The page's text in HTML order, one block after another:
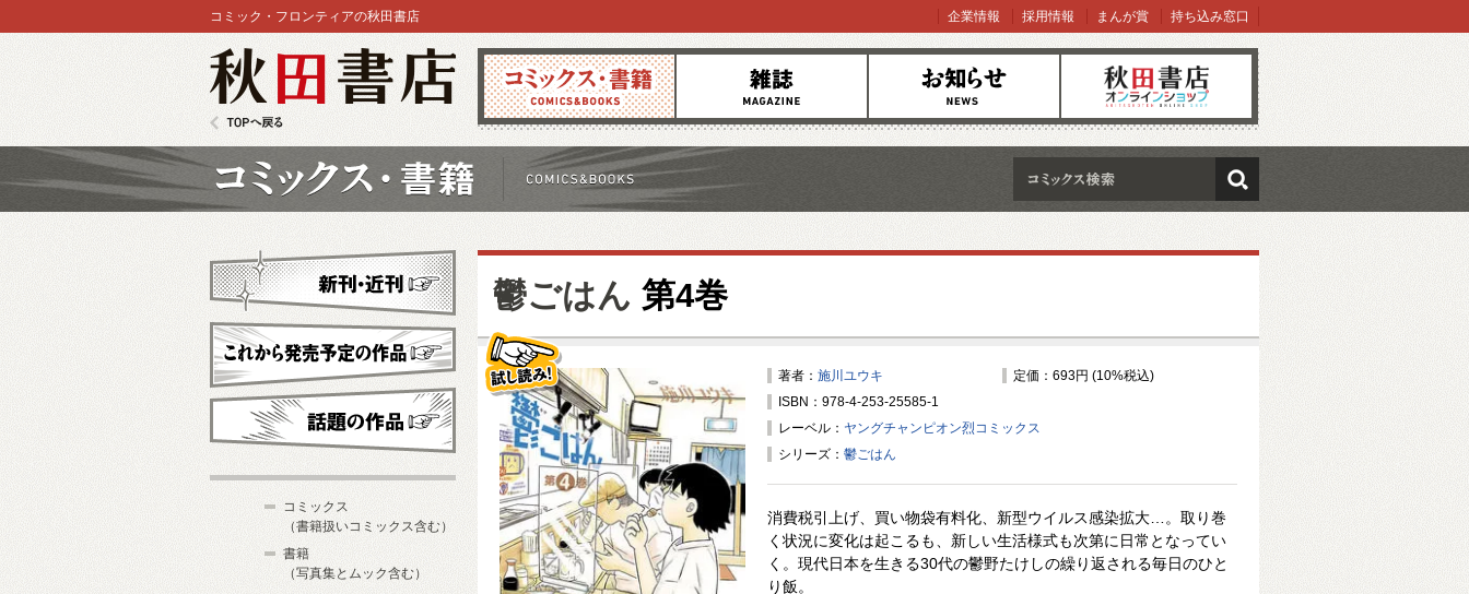
コミックス 雑誌 お知らせ オンラインショップ
コミック・フロンティアの秋田書店 企業情報 採用情報 まんが賞 持ち込み窓口
検索
鬱ごはん 第4巻
著者： 施川ユウキ
定価：693円 (10%税込)
ISBN：978-4-253-25585-1
レーベル： ヤングチャンピオン烈コミックス
シリーズ： 鬱ごはん
消費税引上げ、買い物袋有料化、新型ウイルス感染拡大…。取り巻
く状況に変化は起こるも、新しい生活様式も次第に日常となってい
く。現代日本を生きる30代の鬱野たけしの繰り返される毎日のひと
り飯。
試し読み！
新刊・近刊
これから発売予定
コミックス
（書籍扱いコミックス含む）
書籍
（写真集とムック含む）